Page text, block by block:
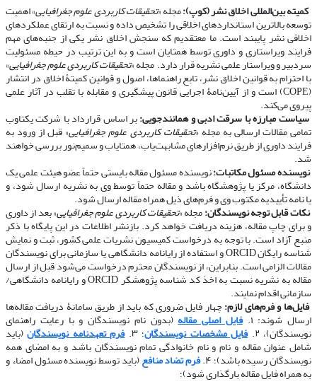
​​​​​​​کمیته بین‌المللی اخلاق نشر (کوپ):مجله «تحقیقات کاربردی علوم جغرافیایی» اهمیت
توسعه بالاترین استانداردهای اخلاقی را تشخیص داده و نسبت به ارتقای عملکردهای
اخلاقی نشر پایبند است. ما معتقدیم که سنجش اخلاق نشر یکی از جنبه‌های مهم
فرایند ویراستاری و داوری توسط همتایان است و به این ترتیب در حیطه مسئولیت
سردبیر و ویراستار علمی نشریه قرار دارد. مجله «تحقیقات کاربردی علوم جغرافیایی»
با احترام به قوانین اخلاق نشر، تابع راهنماها، اصول و قوانین کمیتۀ اخلاق در انتشار
(COPE) است و از آیین‌نامۀ اجرایی قانون پیشگیری و مقابله با تقلب در آثار علمی
پیروی می‌کند.
​​​​​​​سیاست مبارزه با سرقت ادبی و همانندجویی:بر اساس قرارداد با شرکت یکتاوب
تمامی مقالات ارسالی به مجله «تحقیقات کاربردی علوم جغرافیایی» قبل از ورود به
فرایند داوری از طریق نرم‌افزارهای مشابهت‌یاب، همتایاب و سمیم‌نور بررسی خواهند
شد.
​​​​​​​نویسنده مسئول مکاتبات:نویسنده مسئول مقاله بایستی حتماً عضو هیئت علمی یک
دانشگاه، مرکز یا پژوهشگاه باشد و مقاله حتماً توسط وی به نشریه ارسال شود، و
یا نامه تأییدیه مکتوب وی و فرم‌های ذیل همراه مقاله ارسال شود.
​​​​​​​نکات قابل توجه نویسندگان:مجله «تحقیقات کاربردی علوم جغرافیایی» بعد از داوری
و برای چاپ مقاله، هزینه دریافت خواهد کرد. بازنشر اطلاعات در این پایگاه با ذکر
منبع آزاد است. با توجه به درخواست کمیسیون نشریات علمی کشور، ثبت و نمایش
شناسه رایگان ORCID و استفاده از رایانامه دانشگاهی یا سازمانی برای نویسندگان
مقالات الزامی است. بنابراین، از نویسندگان محترم درخواست می‌شود قبل از ارسال
مقاله به نشریه نسبت به اخذ کد شناسه پژوهشگر ORCID و رایانامه دانشگاهی/
سازمانی اقدام نمایند.
​​​​​​​فایل‌ها و فرم‌های لازم:چهار فایل ضروری که باید از طریق سامانۀ دریافت مقاله‌ها
ارسال شوند: ۱. فایل اصلی مقاله(بدون نام نویسندگان و با رعایت راهنمای
نویسندگان)، ۲. فایل مشخصات نویسندگان؛ ۳. فرم تعهدنامه نویسندگان(باید
شامل عنوان مقاله و نام و نام خانوادگی تمام نویسندگان باشد و به امضای همه
نویسندگان رسیده باشد)؛ ۴. فرم تضاد منافع(باید توسط نویسنده مسئول امضاء و
به همراه فایل مقاله بارگذاری شود)؛